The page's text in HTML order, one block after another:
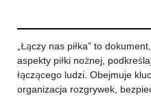
„Łączy nas piłka” to
aspekty piłki nożnej,
łączącego ludzi. Obejmuje
organizacja rozgrywek,